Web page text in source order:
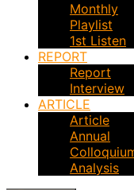
Monthly
Playlist
1st Listen
REPORT
Report
Interview
ARTICLE
Article
Annual
Analysis